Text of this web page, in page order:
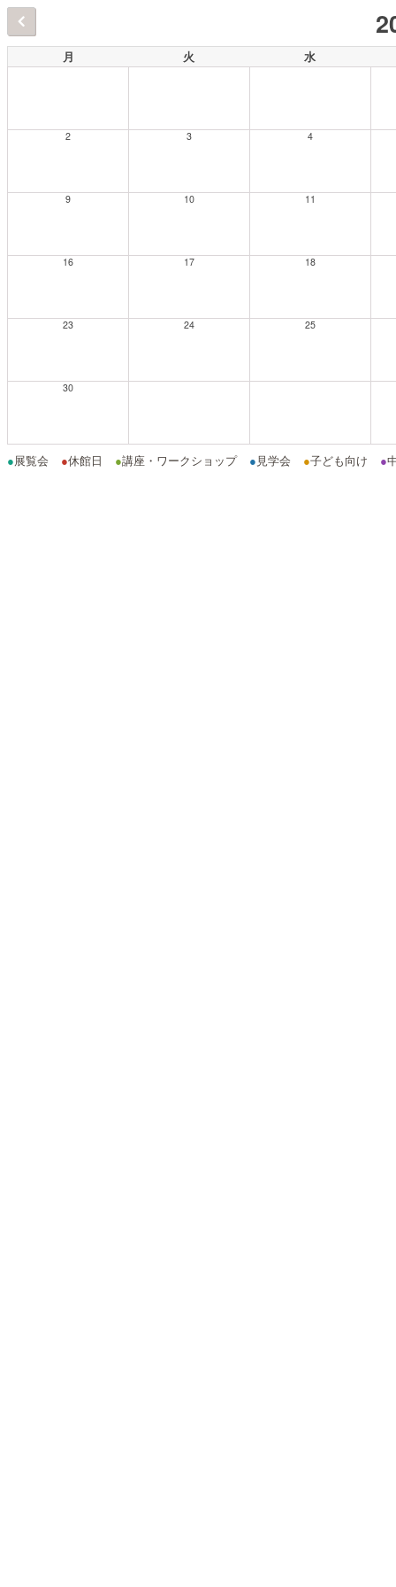
月 火 水
2 3 4
9 10 11
16 17 18
23 24 25
30
●展覧会 ●休館日 ●講座・ワークショップ ● 見学会 ●子ども向け ●